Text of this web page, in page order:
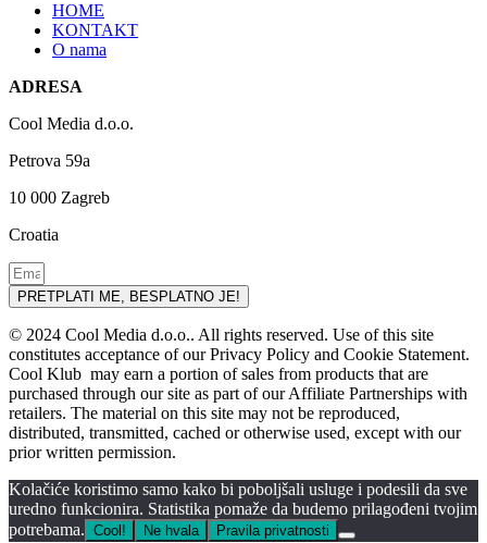
HOME
KONTAKT
O nama
ADRESA
Cool Media d.o.o.
Petrova 59a
10 000 Zagreb
Croatia
PRETPLATI ME, BESPLATNO JE!
© 2024 Cool Media d.o.o.. All rights reserved. Use of this site
constitutes acceptance of our Privacy Policy and Cookie Statement.
Cool Klub may earn a portion of sales from products that are
purchased through our site as part of our Affiliate Partnerships with
retailers. The material on this site may not be reproduced,
distributed, transmitted, cached or otherwise used, except with our
prior written permission.
Kolačiće koristimo samo kako bi poboljšali usluge i podesili da sve
uredno funkcionira. Statistika pomaže da budemo prilagođeni tvojim
potrebama. Cool! Ne hvala Pravila privatnosti